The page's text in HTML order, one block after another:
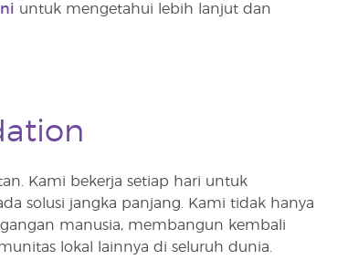
untuk mengetahui lebih lanjut dan
Kami bekerja setiap hari untuk
solusi jangka panjang. Kami tidak hanya
manusia, membangun kembali
lokal lainnya di seluruh dunia.